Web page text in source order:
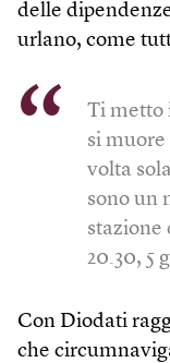
delle
urlano, come
Ti metto
si muore
volta
sono un
stazione
20.30, 5
Con Diodati
che